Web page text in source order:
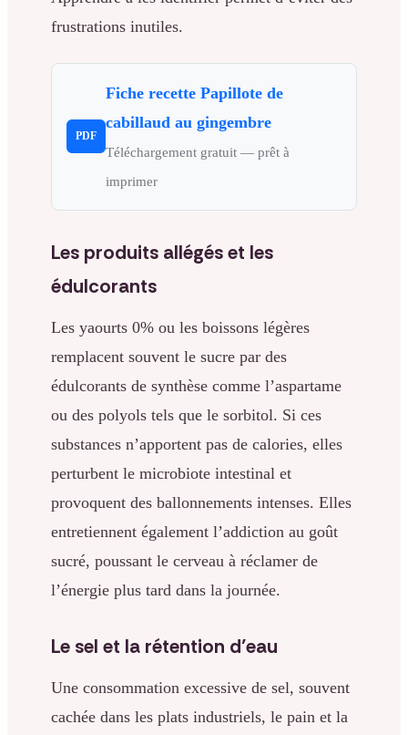
frustrations inutiles.
PDF
Fiche recette Papillote de
cabillaud au gingembre
Téléchargement gratuit — prêt à
imprimer
Les produits allégés et les
édulcorants
Les yaourts 0% ou les boissons légères
remplacent souvent le sucre par des
édulcorants de synthèse comme l’aspartame
ou des polyols tels que le sorbitol. Si ces
substances n’apportent pas de calories, elles
perturbent le microbiote intestinal et
provoquent des ballonnements intenses. Elles
entretiennent également l’addiction au goût
sucré, poussant le cerveau à réclamer de
l’énergie plus tard dans la journée.
Le sel et la rétention d’eau
Une consommation excessive de sel, souvent
cachée dans les plats industriels, le pain et la